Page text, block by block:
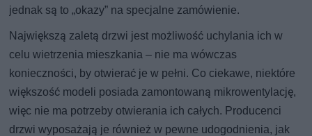
jednak są to „okazy” na specjalne zamówienie.
Największą zaletą drzwi jest możliwość uchylania ich w
celu wietrzenia mieszkania – nie ma wówczas
konieczności, by otwierać je w pełni. Co ciekawe, niektóre
większość modeli posiada zamontowaną mikrowentylację,
więc nie ma potrzeby otwierania ich całych. Producenci
drzwi wyposażają je również w pewne udogodnienia, jak